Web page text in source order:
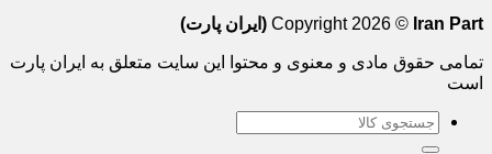
Copyright 2026 © Iran Part (ایران پارت)
تمامی حقوق مادی و معنوی و محتوا این سایت متعلق به ایران پارت
است
جستجو